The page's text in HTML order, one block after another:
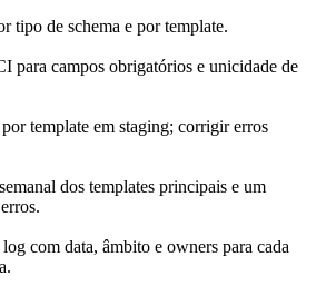
tipo de schema e por template.
para campos obrigatórios e unicidade de
template em staging; corrigir erros
dos templates principais e um
com data, âmbito e owners para cada